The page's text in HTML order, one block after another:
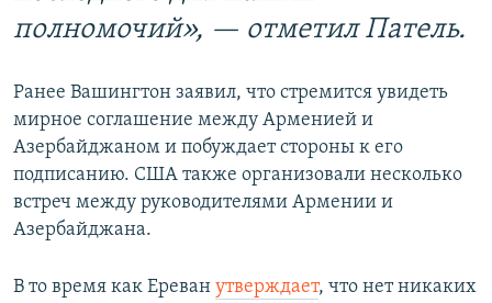
полномочий», — отметил Патель.
Ранее Вашингтон заявил, что стремится увидеть
мирное соглашение между Арменией и
Азербайджаном и побуждает стороны к его
подписанию. США также организовали несколько
встреч между руководителями Армении и
Азербайджана.
В то время как Ереван утверждает, что нет никаких